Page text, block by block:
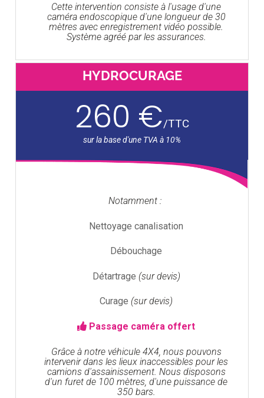
Cette intervention consiste à l'usage d'une
caméra endoscopique d'une longueur de 30
mètres avec enregistrement vidéo possible.
Système agréé par les assurances.
HYDROCURAGE
260 €/TTC
Notamment :
Nettoyage canalisation
Débouchage
Détartrage (sur devis)
Curage (sur devis)
Passage caméra offert
Grâce à notre véhicule 4X4, nous pouvons
intervenir dans les lieux inaccessibles pour les
camions d'assainissement. Nous disposons
d'un furet de 100 mètres, d'une puissance de
350 bars.